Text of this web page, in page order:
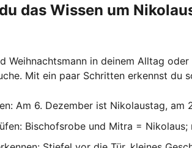
das Wissen um
Weihnachtsmann in deinem Alltag
Mit ein paar Schritten erkennst du
Am 6. Dezember ist Nikolaustag, am
Bischofsrobe und Mitra =